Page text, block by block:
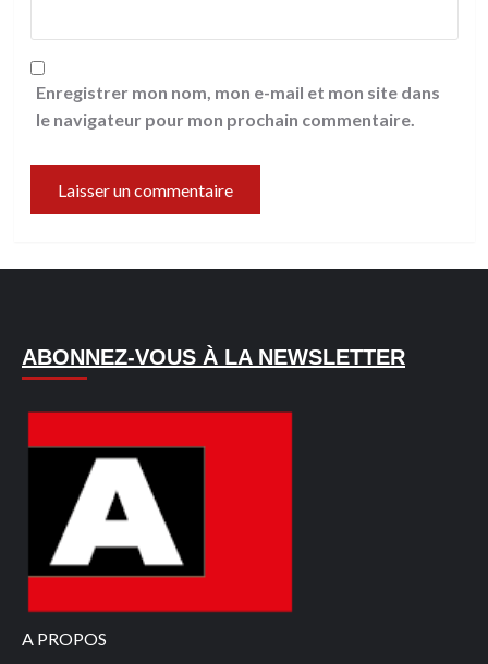
Enregistrer mon nom, mon e-mail et mon site dans
le navigateur pour mon prochain commentaire.
ABONNEZ-VOUS À LA NEWSLETTER
A PROPOS